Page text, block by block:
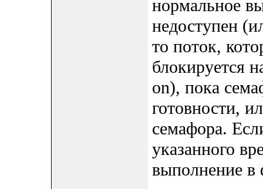
нормальное
недоступен
то поток,
блокируется
on), пока
готовности,
семафора.
указанного
выполнение